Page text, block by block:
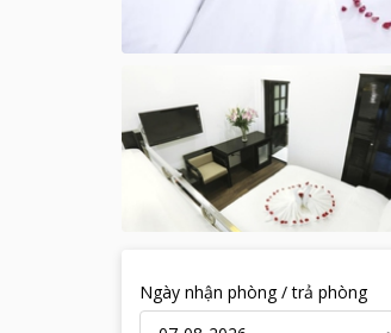
Ngày nhận phòng / trả phòng